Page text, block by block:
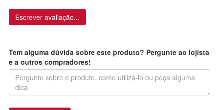
Escrever avaliação...
Tem alguma dúvida sobre este produto? Pergunte ao lojista
e a outros compradores!